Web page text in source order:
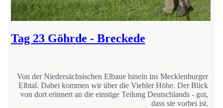
Tag 23 Göhrde - Breckede
Von der Niedersächsischen Elbaue hinein ins Mecklenburger
Elbtal. Dabei kommen wir über die Viehler Höhe. Der Blick
von dort erinnert an die einstige Teilung Deutschlands - gut,
dass sie vorbei ist.